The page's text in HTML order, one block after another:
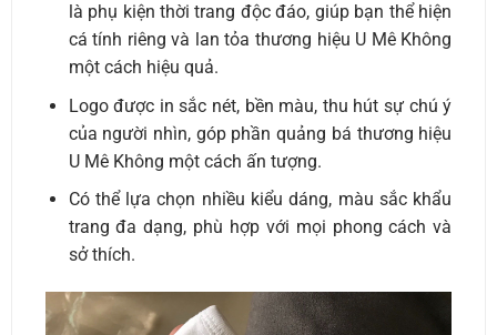
là phụ kiện thời trang độc đáo, giúp bạn thể hiện
cá tính riêng và lan tỏa thương hiệu U Mê Không
một cách hiệu quả.
Logo được in sắc nét, bền màu, thu hút sự chú ý
của người nhìn, góp phần quảng bá thương hiệu
U Mê Không một cách ấn tượng.
Có thể lựa chọn nhiều kiểu dáng, màu sắc khẩu
trang đa dạng, phù hợp với mọi phong cách và
sở thích.